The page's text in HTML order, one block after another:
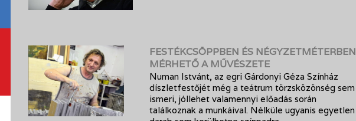
FESTÉKCSÖPPBEN ÉS NÉGYZETMÉTERBEN
MÉRHETŐ A MŰVÉSZETE
Numan Istvánt, az egri Gárdonyi Géza Színház
díszletfestőjét még a teátrum törzsközönség sem
ismeri, jóllehet valamennyi előadás során
találkoznak a munkáival. Nélküle ugyanis egyetlen